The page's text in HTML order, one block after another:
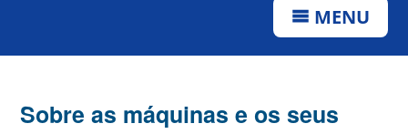
MENU
Sobre as máquinas e os seus